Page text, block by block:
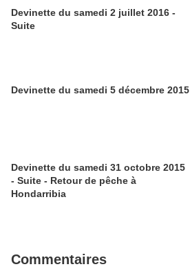
Devinette du samedi 2 juillet 2016 -
Suite
Devinette du samedi 5 décembre 2015
Devinette du samedi 31 octobre 2015
- Suite - Retour de pêche à
Hondarribia
Commentaires